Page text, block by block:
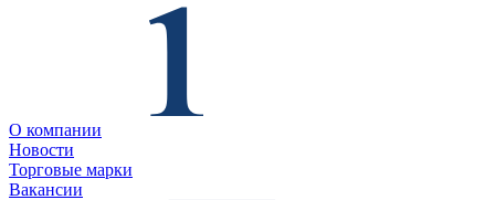
О компании
Новости
Торговые марки
Вакансии